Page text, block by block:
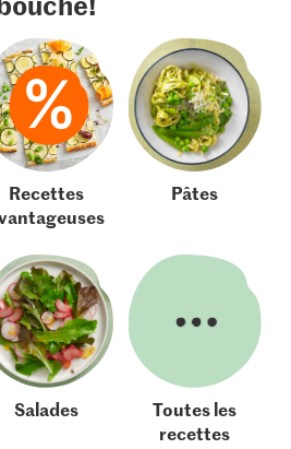
Recettes
Pâtes
Salades
Toutes les
recettes